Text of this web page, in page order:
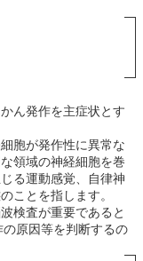
ん発作を主症状とす
胞が発作性に異常な
領域の神経細胞を巻
る運動感覚、自律神
ことを指します。
検査が重要であると
原因等を判断するの